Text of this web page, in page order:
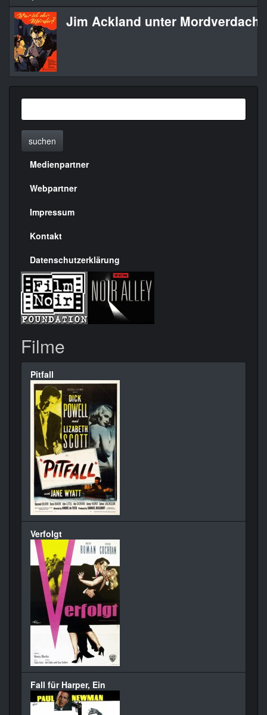
Jim Ackland unter
suchen
Menülinks
rechte
Seite
Medienpartner
Webpartner
Impressum
Kontakt
Datenschutzerklärung
Filme
Pitfall
Verfolgt
Fall für Harper, Ein